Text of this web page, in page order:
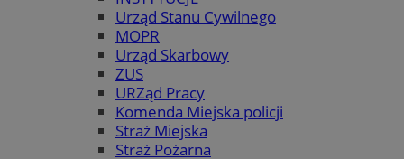
Urząd Stanu Cywilnego
MOPR
Urząd Skarbowy
ZUS
URZąd Pracy
Komenda Miejska policji
Straż Miejska
Straż Pożarna